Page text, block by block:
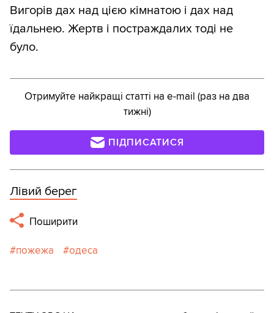
Вигорів дах над цією кімнатою і дах над
їдальнею. Жертв і постраждалих тоді не
було.
Отримуйте найкращі статті на e-mail (раз на два
тижні)
ПІДПИСАТИСЯ
Лівий берег
Поширити
пожежа одеса